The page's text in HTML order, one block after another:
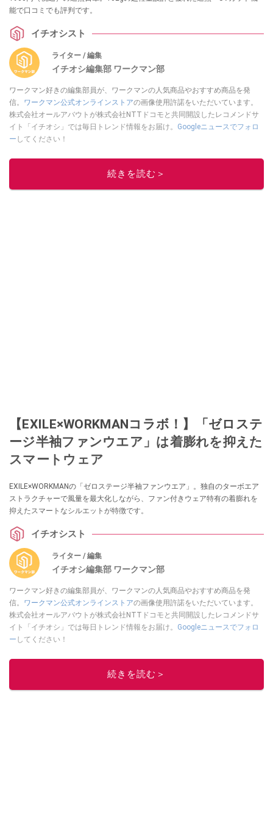
能で口コミでも評判です。
イチオシスト
ライター / 編集
イチオシ編集部 ワークマン部
ワークマン好きの編集部員が、ワークマンの人気商品やおすすめ商品を発
信。 ワークマン公式オンラインストアの画像使用許諾をいただいています。
株式会社オールアバウトが株式会社NTTドコモと共同開設したレコメンドサ
イト「イチオシ」では毎日トレンド情報をお届け。 Googleニュースでフォロ
ー してください！
このイチオシストの他の記事を読む
続きを読む＞
【EXILE×WORKMANコラボ！】「ゼロステ
ージ半袖ファンウエア」は着膨れを抑えた
スマートウェア
EXILE×WORKMANの「ゼロステージ半袖ファンウエア」。独自のターボエア
ストラクチャーで風量を最大化しながら、ファン付きウェア特有の着膨れを
抑えたスマートなシルエットが特徴です。
イチオシスト
ライター / 編集
イチオシ編集部 ワークマン部
ワークマン好きの編集部員が、ワークマンの人気商品やおすすめ商品を発
信。 ワークマン公式オンラインストアの画像使用許諾をいただいています。
株式会社オールアバウトが株式会社NTTドコモと共同開設したレコメンドサ
イト「イチオシ」では毎日トレンド情報をお届け。 Googleニュースでフォロ
ー してください！
このイチオシストの他の記事を読む
続きを読む＞